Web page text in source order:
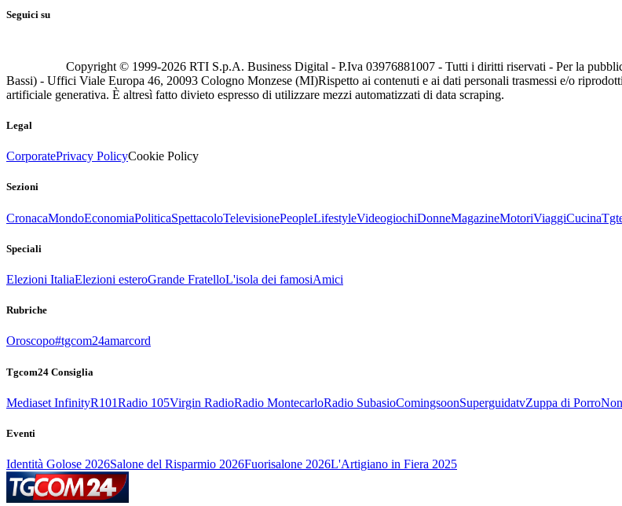
Seguici su
Copyright © 1999-2026 RTI S.p.A. Business Digital - P.Iva 03976881007 - Tutti i diritti riservati - Per la
Bassi) - Uffici Viale Europa 46, 20093 Cologno Monzese (MI)Rispetto ai contenuti e ai dati personali trasmessi e/o
artificiale generativa. È altresì fatto divieto espresso di utilizzare mezzi automatizzati di data scraping.
Legal
CorporatePrivacy PolicyCookie Policy
Sezioni
CronacaMondoEconomiaPoliticaSpettacoloTelevisionePeopleLifestyleVideogiochiDonneMagazineMotoriViaggiCucina
Speciali
Elezioni ItaliaElezioni esteroGrande FratelloL'isola dei famosiAmici
Rubriche
Oroscopo#tgcom24amarcord
Tgcom24 Consiglia
Mediaset InfinityR101Radio 105Virgin RadioRadio MontecarloRadio SubasioComingsoonSuperguidatvZuppa di Porro
Eventi
Identità Golose 2026Salone del Risparmio 2026Fuorisalone 2026L'Artigiano in Fiera 2025